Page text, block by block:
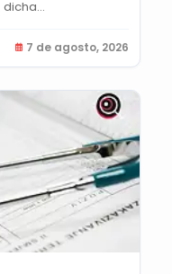
7 de agosto, 2026